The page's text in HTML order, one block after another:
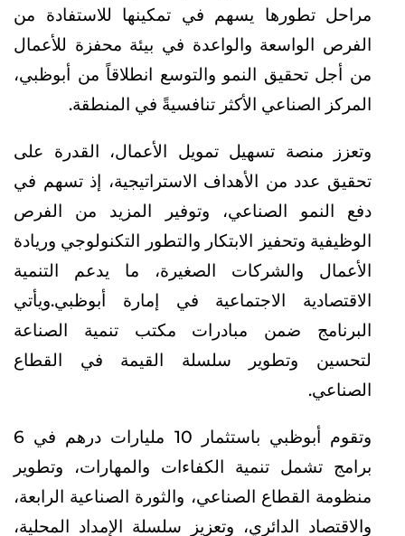
مراحل تطورها يسهم في تمكينها للاستفادة من
الفرص الواسعة والواعدة في بيئة محفزة للأعمال
من أجل تحقيق النمو والتوسع انطلاقاً من أبوظبي،
المركز الصناعي الأكثر تنافسيةً في المنطقة.
وتعزز منصة تسهيل تمويل الأعمال، القدرة على
تحقيق عدد من الأهداف الاستراتيجية، إذ تسهم في
دفع النمو الصناعي، وتوفير المزيد من الفرص
الوظيفية وتحفيز الابتكار والتطور التكنولوجي وريادة
الأعمال والشركات الصغيرة، ما يدعم التنمية
الاقتصادية الاجتماعية في إمارة أبوظبي.ويأتي
البرنامج ضمن مبادرات مكتب تنمية الصناعة
لتحسين وتطوير سلسلة القيمة في القطاع
الصناعي.
وتقوم أبوظبي باستثمار 10 مليارات درهم في 6
برامج تشمل تنمية الكفاءات والمهارات، وتطوير
منظومة القطاع الصناعي، والثورة الصناعية الرابعة،
والاقتصاد الدائري، وتعزيز سلسلة الإمداد المحلية،